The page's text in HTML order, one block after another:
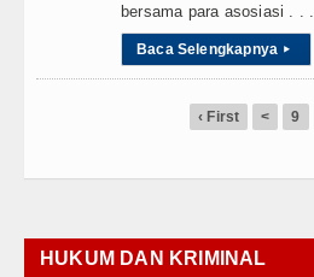
bersama para asosiasi . . .
Baca Selengkapnya ▸
‹ First < 9
HUKUM DAN KRIMINAL